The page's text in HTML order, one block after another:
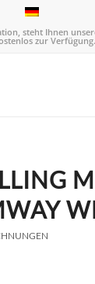
steht Ihnen
zur Verfügung.